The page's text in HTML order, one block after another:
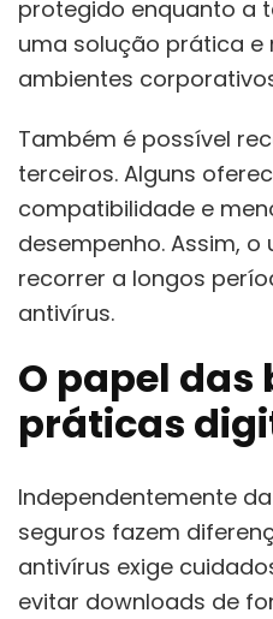
protegido enquanto a
uma solução prática e
ambientes
Também é possível
terceiros. Alguns
compatibilidade e
desempenho. Assim,
recorrer a longos
antivírus.
O papel das
práticas
Independentemente
seguros fazem
antivírus exige
evitar downloads de